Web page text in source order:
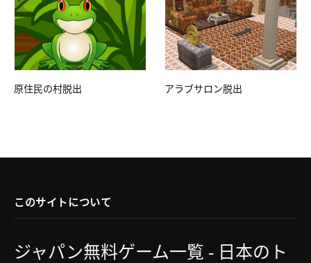
原住民の村脱出 アラブサロン脱出
このサイトについて
ジャパン無料ゲーム一覧 - 日本のト